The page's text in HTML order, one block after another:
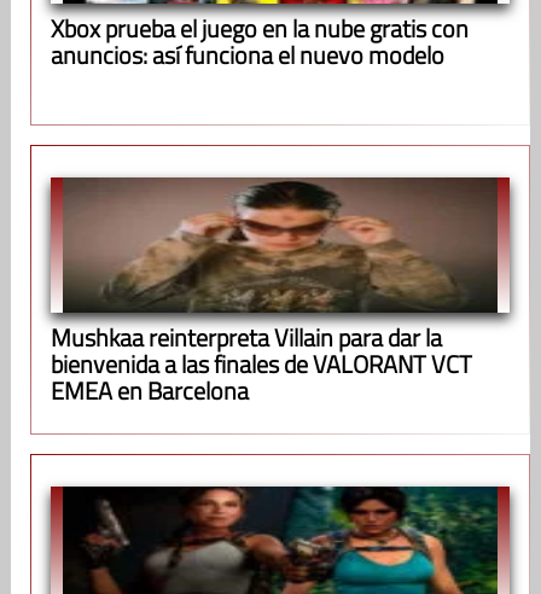
Xbox prueba el juego en la nube gratis con
anuncios: así funciona el nuevo modelo
Mushkaa reinterpreta Villain para dar la
bienvenida a las finales de VALORANT VCT
EMEA en Barcelona